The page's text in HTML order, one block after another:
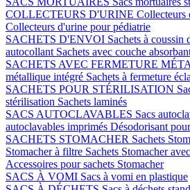
COLLECTEURS D'URINE Collecteurs
Collecteurs d'urine pour pédiatrie
SACHETS D'ENVOI Sachets à coussin
autocollant Sachets avec couche
SACHETS AVEC FERMETURE
métallique intégré Sachets à fermeture
SACHETS POUR STÉRILISATION
stérilisation Sachets laminés
SACS AUTOCLAVABLES Sacs
autoclavables imprimés Désodorisant
SACHETS STOMACHER Sachets
Stomacher à filtre Sachets Stomacher
Accessoires pour sachets Stomacher
SACS À VOMI Sacs à vomi en plastique